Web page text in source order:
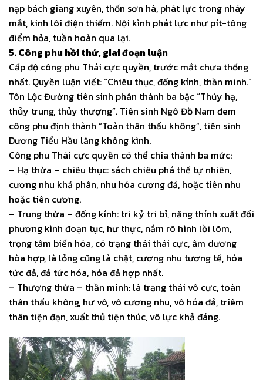
nạp bách giang xuyên, thốn sơn hà, phát lực trong nháy
mắt, kinh lôi điện thiểm. Nội kình phát lực như pít-tông
điểm hỏa, tuần hoàn qua lại.
5. Công phu hồi thứ, giai đoạn luận
Cấp độ công phu Thái cực quyền, trước mắt chưa thống
nhất. Quyền luận viết: “Chiêu thục, đổng kính, thần minh.”
Tôn Lộc Đường tiên sinh phân thành ba bậc “Thủy hạ,
thủy trung, thủy thượng”. Tiên sinh Ngô Đồ Nam đem
công phu định thành “Toàn thân thấu không”, tiên sinh
Dương Tiểu Hầu lăng không kình.
Công phu Thái cực quyền có thể chia thành ba mức:
– Hạ thừa – chiêu thục: sách chiêu phá thế tự nhiên,
cương nhu khả phân, nhu hóa cương đả, hoặc tiên nhu
hoặc tiên cương.
– Trung thừa – đổng kính: tri kỷ tri bỉ, năng thính xuất đối
phương kình đoạn tục, hư thực, nắm rõ hình lồi lõm,
trọng tâm biến hóa, có trạng thái thái cực, âm dương
hòa hợp, là lỏng cũng là chặt, cương nhu tương tế, hóa
tức đả, đả tức hóa, hóa đả hợp nhất.
– Thượng thừa – thần minh: là trạng thái vô cực, toàn
thân thấu không, hư vô, vô cương nhu, vô hóa đả, triêm
thân tiện đạn, xuất thủ tiện thúc, vô lực khả đáng.